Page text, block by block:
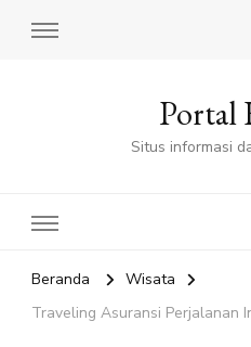
Portal
Situs informasi
Beranda
Wisata
Traveling Asuransi Perjalanan